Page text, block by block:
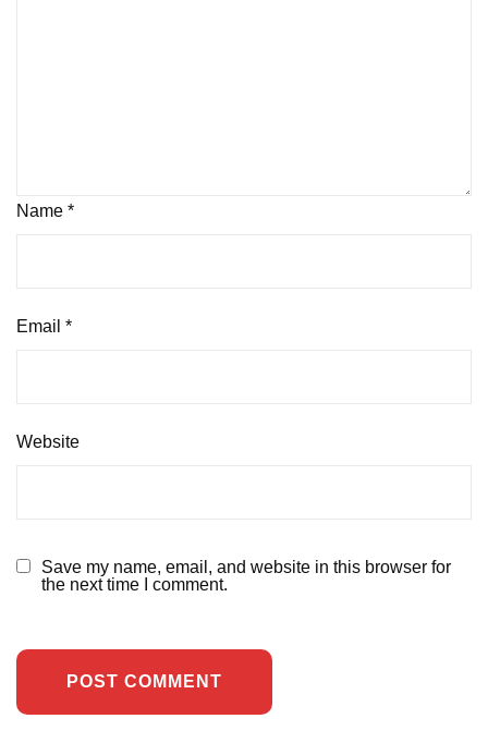
Name *
Email *
Website
Save my name, email, and website in this browser for
the next time I comment.